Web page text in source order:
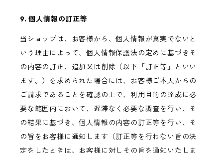
9. 個人情報の訂正等
当ショップは、お客様から、個人情報が真実でないと
いう理由によって、個人情報保護法の定めに基づきそ
の内容の訂正、追加又は削除（以下「訂正等」といい
ます。）を求められた場合には、お客様ご本人からの
ご請求であることを確認の上で、利用目的の達成に必
要な範囲内において、遅滞なく必要な調査を行い、そ
の結果に基づき、個人情報の内容の訂正等を行い、そ
の旨をお客様に通知します（訂正等を行わない旨の決
定をしたときは、お客様に対しその旨を通知いたしま